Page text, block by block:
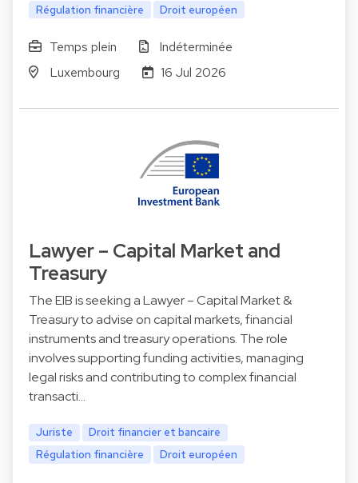
Régulation financière
Droit européen
Temps plein
Indéterminée
Luxembourg
16 Jul 2026
Lawyer – Capital Market and
Treasury
The EIB is seeking a Lawyer – Capital Market &
Treasury to advise on capital markets, financial
instruments and treasury operations. The role
involves supporting funding activities, managing
legal risks and contributing to complex financial
transacti…
Juriste
Droit financier et bancaire
Régulation financière
Droit européen